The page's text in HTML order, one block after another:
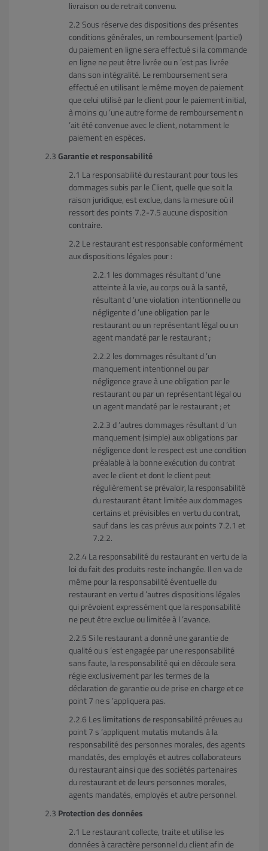
livraison ou de retrait convenu.
Sous réserve des dispositions des présentes
conditions générales, un remboursement (partiel)
du paiement en ligne sera effectué si la commande
en ligne ne peut être livrée ou n ’est pas livrée
dans son intégralité. Le remboursement sera
effectué en utilisant le même moyen de paiement
que celui utilisé par le client pour le paiement initial,
à moins qu ’une autre forme de remboursement n
’ait été convenue avec le client, notamment le
paiement en espèces.
Garantie et responsabilité
La responsabilité du restaurant pour tous les
dommages subis par le Client, quelle que soit la
raison juridique, est exclue, dans la mesure où il
ressort des points 7.2-7.5 aucune disposition
contraire.
Le restaurant est responsable conformément
aux dispositions légales pour :
les dommages résultant d ’une
atteinte à la vie, au corps ou à la santé,
résultant d ’une violation intentionnelle ou
négligente d ’une obligation par le
restaurant ou un représentant légal ou un
agent mandaté par le restaurant ;
les dommages résultant d ’un
manquement intentionnel ou par
négligence grave à une obligation par le
restaurant ou par un représentant légal ou
un agent mandaté par le restaurant ; et
d ’autres dommages résultant d ’un
manquement (simple) aux obligations par
négligence dont le respect est une condition
préalable à la bonne exécution du contrat
avec le client et dont le client peut
régulièrement se prévaloir, la responsabilité
du restaurant étant limitée aux dommages
certains et prévisibles en vertu du contrat,
sauf dans les cas prévus aux points 7.2.1 et
7.2.2.
La responsabilité du restaurant en vertu de la
loi du fait des produits reste inchangée. Il en va de
même pour la responsabilité éventuelle du
restaurant en vertu d ’autres dispositions légales
qui prévoient expressément que la responsabilité
ne peut être exclue ou limitée à l ’avance.
Si le restaurant a donné une garantie de
qualité ou s ’est engagée par une responsabilité
sans faute, la responsabilité qui en découle sera
régie exclusivement par les termes de la
déclaration de garantie ou de prise en charge et ce
point 7 ne s ’appliquera pas.
Les limitations de responsabilité prévues au
point 7 s ’appliquent mutatis mutandis à la
responsabilité des personnes morales, des agents
mandatés, des employés et autres collaborateurs
du restaurant ainsi que des sociétés partenaires
du restaurant et de leurs personnes morales,
agents mandatés, employés et autre personnel.
Protection des données
Le restaurant collecte, traite et utilise les
données à caractère personnel du client afin de